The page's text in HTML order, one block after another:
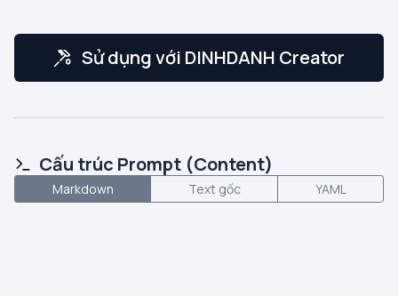
Sử dụng với DINHDANH Creator
Cấu trúc Prompt (Content)
Markdown Text gốc YAML